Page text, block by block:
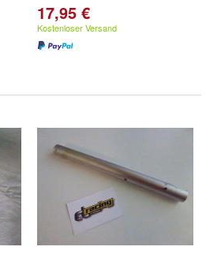
17,95 €
Kostenloser Versand